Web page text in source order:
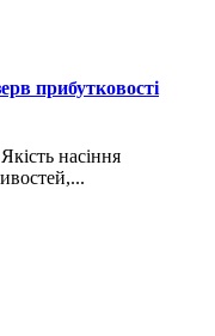
прибутковості
насіння